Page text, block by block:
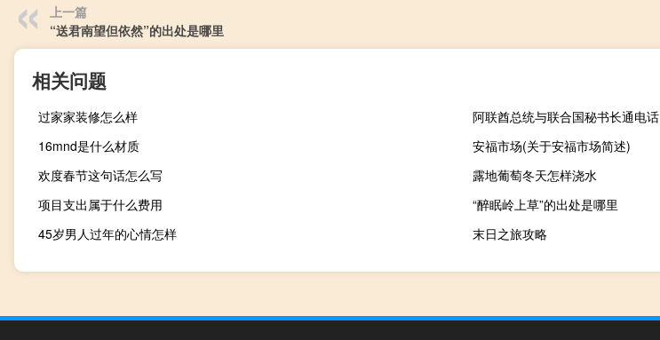
上一篇
“送君南望但依然”的出处是哪里
相关问题
过家家装修怎么样
阿联酋总统与联合国秘书长通电话
16mnd是什么材质
安福市场(关于安福市场简述)
欢度春节这句话怎么写
露地葡萄冬天怎样浇水
项目支出属于什么费用
“醉眠岭上草”的出处是哪里
45岁男人过年的心情怎样
末日之旅攻略